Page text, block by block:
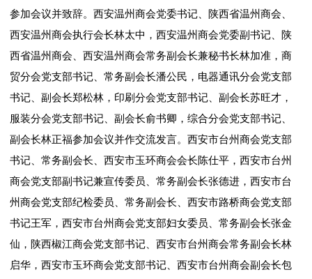
参加会议并致辞。西安温州商会党委书记、陕西省温州商会、
西安温州商会执行会长林太中，西安温州商会党委副书记、陕
西省温州商会、西安温州商会常务副会长兼秘书长林加准，商
贸分会党支部书记、常务副会长潘公民，电器通讯分会党支部
书记、副会长郑松林，印刷分会党支部书记、副会长苏旺才，
服装分会党支部书记、副会长俞书卿，综合分会党支部书记、
副会长林正福参加会议并作交流发言。西安市台州商会党支部
书记、常务副会长、西安市玉环商会会长陈仕平，西安市台州
商会党支部副书记兼宣传委员、常务副会长张德进，西安市台
州商会党支部纪检委员、常务副会长、西安市路桥商会党支部
书记王军，西安市台州商会党支部妇女委员、常务副会长张金
仙，陕西椒江商会党支部书记、西安市台州商会常务副会长林
启华，西安市玉环商会党支部书记、西安市台州商会副会长包